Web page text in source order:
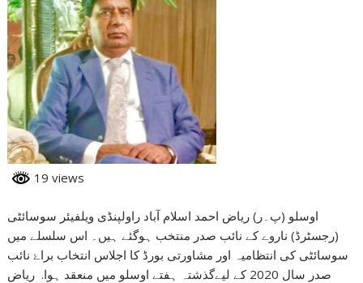
19 views
اوسلو (پ۔ر) ریاض احمد اسلام آباد راولپنڈی ویلفیئر سوسائٹی
(رجسٹرڈ) ناروے کے نائب صدر منتخب ہوگئے ہیں۔ اس سلسلے میں
سوسائٹی کی انتظامیہ اور مشاورتی بورڈ کا اجلاس انتخاب براۓ نائب
صدر سال 2020 کے لیےگذشتہ ہفتے اوسلو میں منعقد ہوا. ریاض